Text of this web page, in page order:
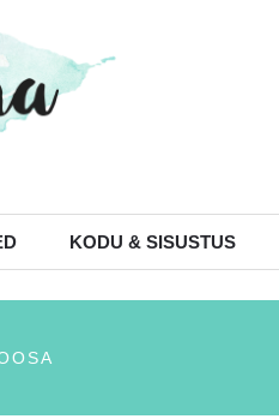
KODU & SISUSTUS